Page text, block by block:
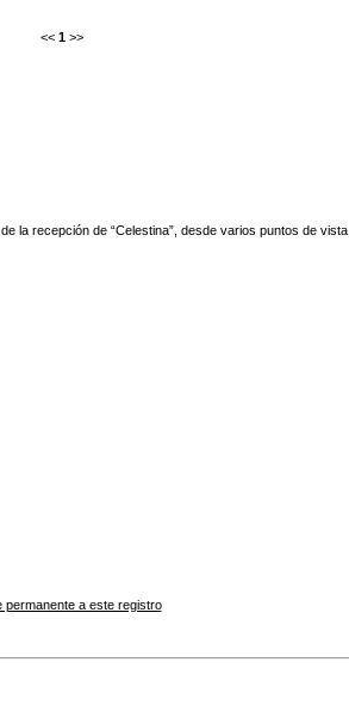
<< 1 >>
la recepción de “Celestina”, desde varios puntos de vista.
permanente a este registro